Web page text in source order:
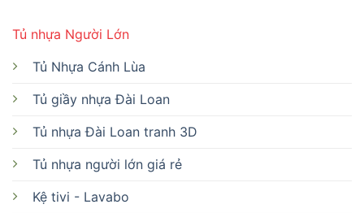
Tủ nhựa Người Lớn
Tủ Nhựa Cánh Lùa
Tủ giầy nhựa Đài Loan
Tủ nhựa Đài Loan tranh 3D
Tủ nhựa người lớn giá rẻ
Kệ tivi - Lavabo